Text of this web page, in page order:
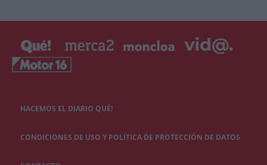
HACEMOS EL DIARIO QUÉ!
CONDICIONES DE USO Y POLÍTICA DE PROTECCIÓN DE DATOS